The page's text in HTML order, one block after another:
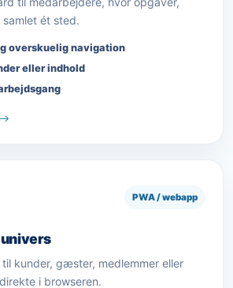
ét sted.
overskuelig navigation
eller indhold
PWA / webapp
kunder, gæster, medlemmer eller
i browseren.